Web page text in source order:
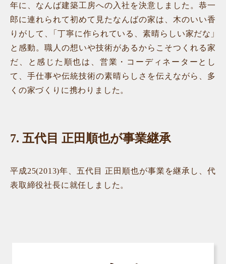
年に、なんば建築工房への入社を決意しました。恭一
郎に連れられて初めて見たなんばの家は、木のいい香
りがして、「丁寧に作られている、素晴らしい家だな」
と感動。職人の想いや技術があるからこそつくれる家
だ、と感じた順也は、営業・コーディネーターとし
て、手仕事や伝統技術の素晴らしさを伝えながら、多
くの家づくりに携わりました。
7. 五代目 正田順也が事業継承
平成25(2013)年、五代目 正田順也が事業を継承し、代
表取締役社長に就任しました。